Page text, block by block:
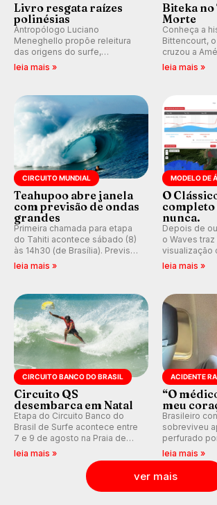
Livro resgata raízes
polinésias
Antropólogo Luciano
Meneghello propõe releitura
das origens do surfe,
resgatando a cultura polinésia
prática em esporte e indústria.
leia mais »
Biteka
Morte
Conheça a
Bittencourt,
cruzou a
ao Pacífico
leia mais »
CIRCUITO MUNDIAL
Teahupoo abre janela
com previsão de ondas
grandes
Primeira chamada para etapa
do Tahiti acontece sábado (8)
às 14h30 (de Brasília). Previsão
indica swell consistente.
Kelly Slater convidado.
leia mais »
MODELO DE
O
completo
nunca.
Depois de
o Waves
visualização
previsão de
ondas para
leia mais »
CIRCUITO BANCO DO BRASIL
Circuito QS
desembarca em Natal
Etapa do Circuito Banco do
Brasil de Surfe acontece entre
7 e 9 de agosto na Praia de
Miami (RN), em disputas
válidas pelo Qualifying Series
(QS) 4.000 e pela corrida por
vagas no Challenger Series.
leia mais »
ACIDENTE
“O
meu
Brasileiro
sobreviveu
perfurado
agulha
Costa Rica.
leia mais »
ver mais